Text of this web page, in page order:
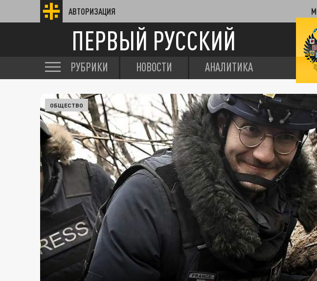
АВТОРИЗАЦИЯ
ПЕРВЫЙ РУССКИЙ
РУБРИКИ НОВОСТИ АНАЛИТИКА
ОБЩЕСТВО